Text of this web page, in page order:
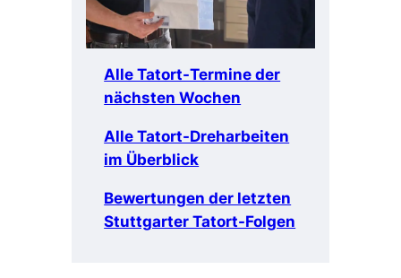
Alle Tatort-Termine der
nächsten Wochen
Alle Tatort-Dreharbeiten
im Überblick
Bewertungen der letzten
Stuttgarter Tatort-Folgen